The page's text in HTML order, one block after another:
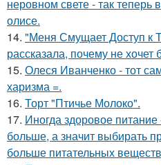
неровном свете - так теперь
олисе.
14. "Меня Смущает Доступ к
рассказала, почему не хочет
15. Олеся Иванченко - тот
харизма =.
16. Торт "Птичье Молоко".
17. Иногда здоровое питание
больше, а значит выбирать
больше питательных